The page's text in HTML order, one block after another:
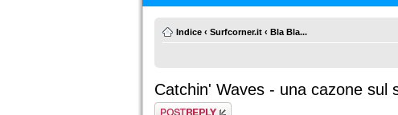
Indice ‹ Surfcorner.it ‹ Bla Bla...
Catchin' Waves - una cazone sul
Rispondi al